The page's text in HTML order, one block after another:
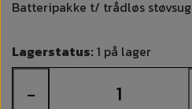
Batteripakke t/ trådløs
Lagerstatus: 1 på lager
−